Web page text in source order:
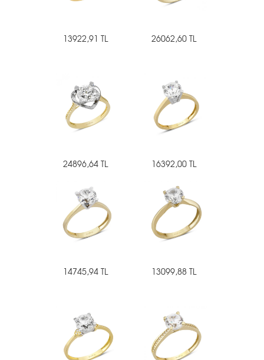
13922,91 TL 26062,60 TL
24896,64 TL 16392,00 TL
14745,94 TL 13099,88 TL